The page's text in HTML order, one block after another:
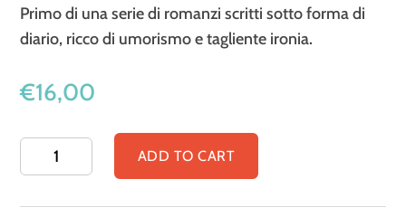
Primo di una serie di romanzi scritti sotto forma di
diario, ricco di umorismo e tagliente ironia.
€16,00
male
c'è
ADD TO CART